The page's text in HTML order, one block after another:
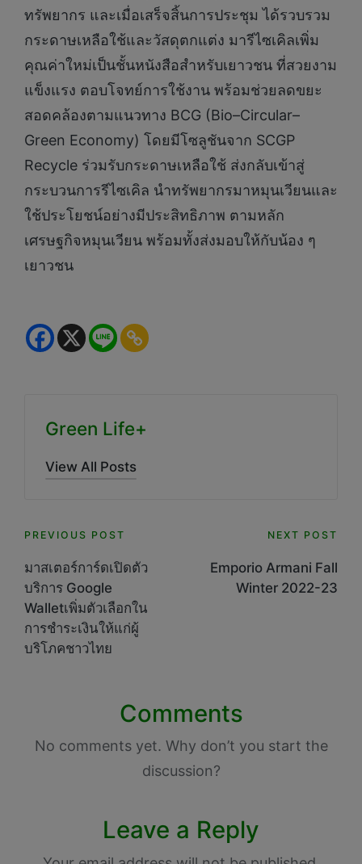
ทรัพยากร และเมื่อเสร็จสิ้นการประชุม ได้รวบรวม
กระดาษเหลือใช้และวัสดุตกแต่ง มารีไซเคิลเพิ่ม
คุณค่าใหม่เป็นชั้นหนังสือสำหรับเยาวชน ที่สวยงาม
แข็งแรง ตอบโจทย์การใช้งาน พร้อมช่วยลดขยะ
สอดคล้องตามแนวทาง BCG (Bio–Circular–
Green Economy) โดยมีโซลูชันจาก SCGP
Recycle ร่วมรับกระดาษเหลือใช้ ส่งกลับเข้าสู่
กระบวนการรีไซเคิล นำทรัพยากรมาหมุนเวียนและ
ใช้ประโยชน์อย่างมีประสิทธิภาพ ตามหลัก
เศรษฐกิจหมุนเวียน พร้อมทั้งส่งมอบให้กับน้อง ๆ
เยาวชน
Green Life+
View All Posts
Post
navigation
PREVIOUS POST
มาสเตอร์การ์ดเปิดตัว
บริการ Google
Walletเพิ่มตัวเลือกใน
การชำระเงินให้แก่ผู้
บริโภคชาวไทย
NEXT POST
Emporio Armani Fall
Winter 2022-23
Comments
No comments yet. Why don’t you start the
discussion?
Leave a Reply